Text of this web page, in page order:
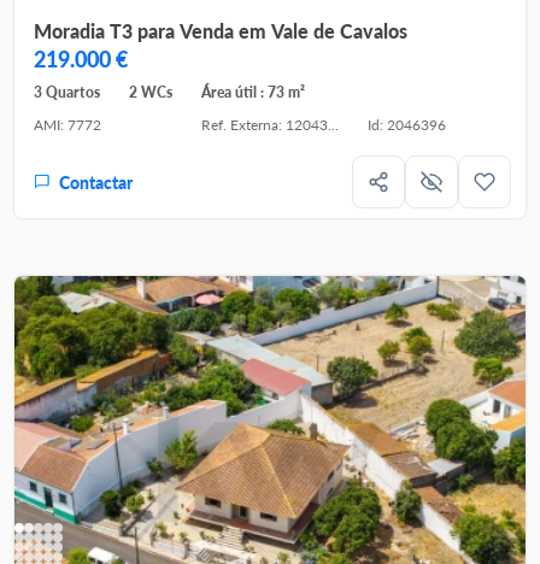
Moradia T3 para Venda em Vale de Cavalos
219.000 €
3 Quartos 2 WCs
Área útil : 73 m²
AMI: 7772
Ref. Externa: 120431582-15 Id: 2046396
Contactar